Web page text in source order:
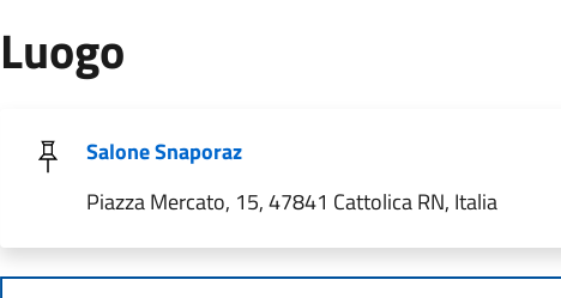
Luogo
Salone Snaporaz
Piazza Mercato, 15, 47841 Cattolica RN, Italia